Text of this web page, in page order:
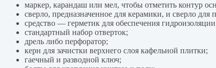
маркер, карандаш или мел, чтобы отметить контур
сверло, предназначенное для керамики, и сверло для
средство — герметик для обеспечения
стандартный набор отверток;
дрель либо перфоратор;
керн для зачистки верхнего слоя кафельной плитки;
гаечный и разводной ключ;